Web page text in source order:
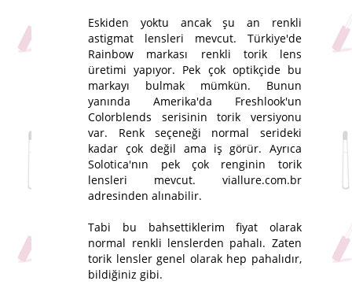
Eskiden yoktu ancak şu an renkli
astigmat lensleri mevcut. Türkiye'de
Rainbow markası renkli torik lens
üretimi yapıyor. Pek çok optikçide bu
markayı bulmak mümkün. Bunun
yanında Amerika'da Freshlook'un
Colorblends serisinin torik versiyonu
var. Renk seçeneği normal serideki
kadar çok değil ama iş görür. Ayrıca
Solotica'nın pek çok renginin torik
lensleri mevcut. viallure.com.br
adresinden alınabilir.
Tabi bu bahsettiklerim fiyat olarak
normal renkli lenslerden pahalı. Zaten
torik lensler genel olarak hep pahalıdır,
bildiğiniz gibi.